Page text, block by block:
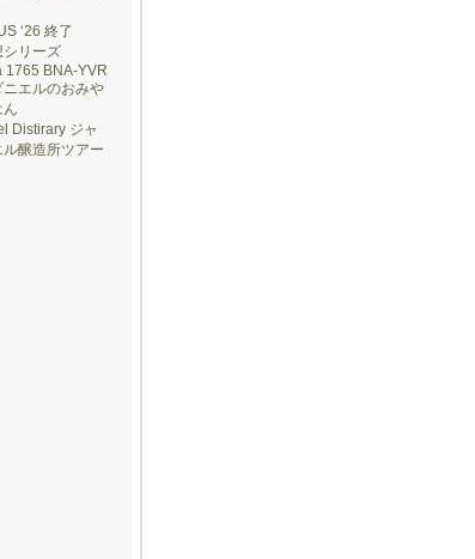
‘26 終了
シリーズ
1765 BNA-YVR
ニエルのおみや
ん
Distirary ジャ
ル醸造所ツアー